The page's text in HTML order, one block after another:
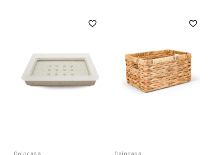
Coincasa Coincasa